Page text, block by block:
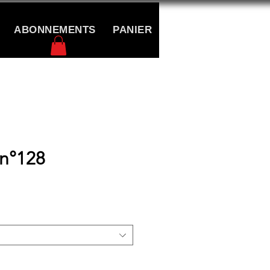
ABONNEMENTS PANIER